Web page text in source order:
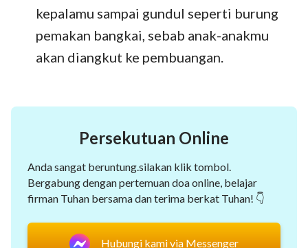
kepalamu sampai gundul seperti burung
pemakan bangkai, sebab anak-anakmu
akan diangkut ke pembuangan.
Persekutuan Online
Anda sangat beruntung.silakan klik tombol.
Bergabung dengan pertemuan doa online, belajar
firman Tuhan bersama dan terima berkat Tuhan! 👇
Hubungi kami via Messenger